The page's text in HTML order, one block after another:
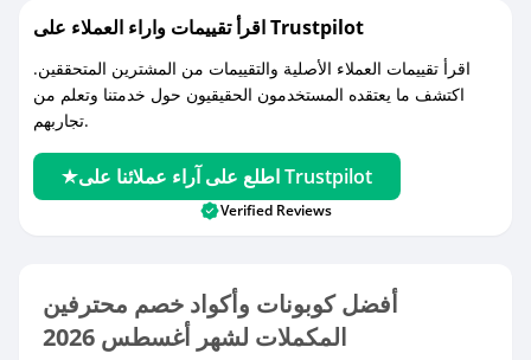
اقرأ تقييمات واراء العملاء على Trustpilot
اقرأ تقييمات العملاء الأصلية والتقييمات من المشترين المتحققين.
اكتشف ما يعتقده المستخدمون الحقيقيون حول خدمتنا وتعلم من
تجاربهم.
اطلع على آراء عملائنا على Trustpilot
Verified Reviews
أفضل كوبونات وأكواد خصم محترفين
المكملات لشهر أغسطس 2026